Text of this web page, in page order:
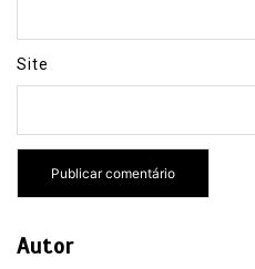
Site
Autor